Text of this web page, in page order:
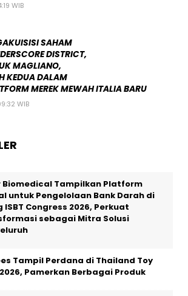
WIB
SAHAM
DISTRICT,
MAGLIANO,
KEDUA DALAM
MEREK MEWAH ITALIA BARU
WIB
Biomedical Tampilkan Platform
untuk Pengelolaan Bank Darah di
ISBT Congress 2026, Perkuat
sebagai Mitra Solusi
Tampil Perdana di Thailand Toy
Pamerkan Berbagai Produk